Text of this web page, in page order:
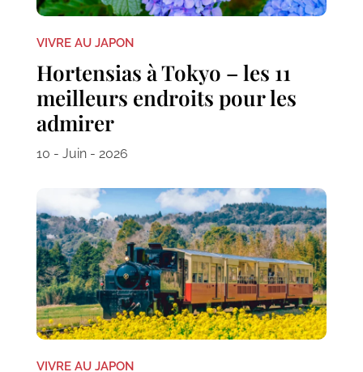
VIVRE AU JAPON
Hortensias à Tokyo – les 11
meilleurs endroits pour les
admirer
10 - Juin - 2026
VIVRE AU JAPON